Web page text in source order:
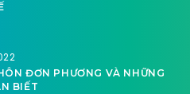
ĐƠN PHƯƠNG VÀ NHỮNG
BIẾT